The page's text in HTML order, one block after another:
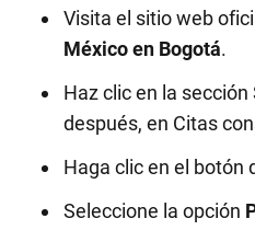
Visita el sitio web
México en Bogotá.
Haz clic en la
después, en Citas
Haga clic en el botón
Seleccione la opción